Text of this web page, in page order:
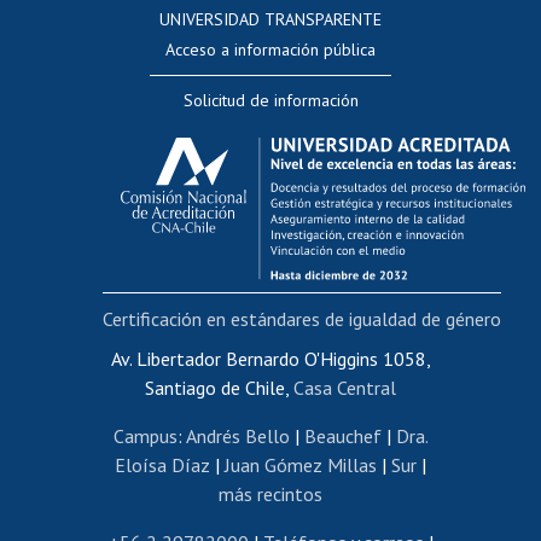
Evaluación docente
Calificación académica
Postulación al AUCAI
Funcionarias/os
Cursos internos de capacitación
Bienestar del personal
Portal de movilidad interna
Certificado de renta
Certificado de renta honorarios
Editar páginas blancas
Extranjeras/os
UNIVERSIDAD TRANSPARENTE
Acceso a información pública
Solicitud de información
Av. Libertador Bernardo O'Higgins 1058,
Santiago de Chile, Casa Central
Campus: Andrés Bello | Beauchef| Dra.
Eloísa Díaz |Juan Gómez Millas | Sur |
más recintos
Certificación en estándares de igualdad de género